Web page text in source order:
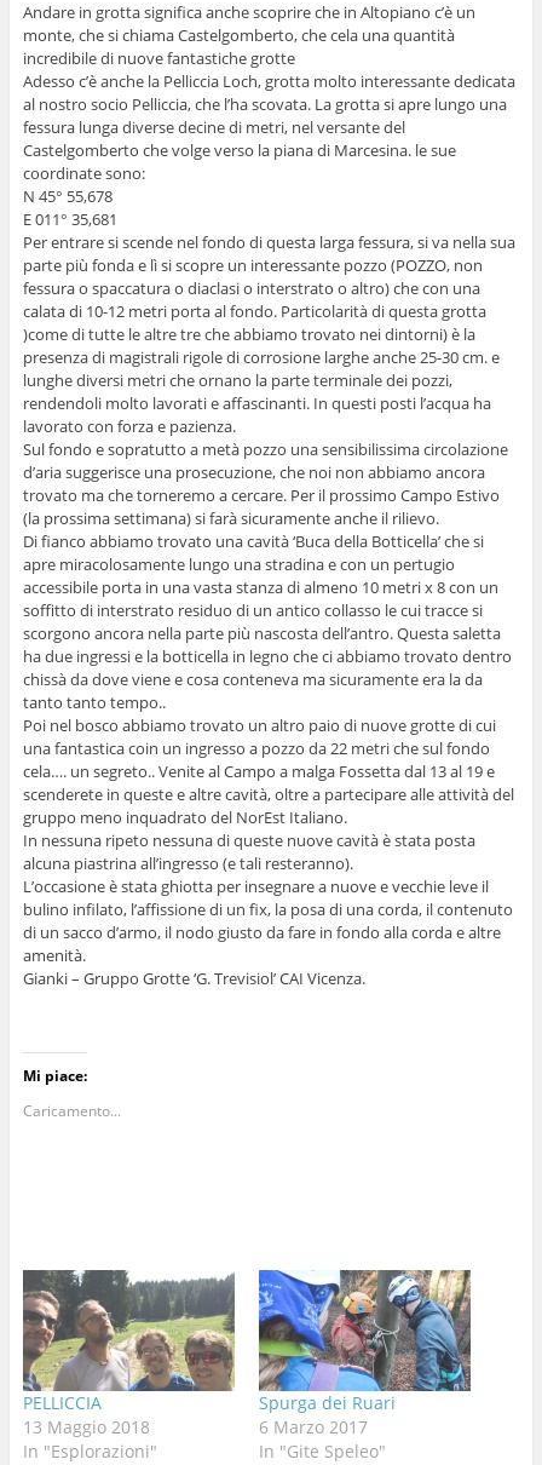
Andare in grotta significa anche scoprire che in Altopiano c’è un
monte, che si chiama Castelgomberto, che cela una quantità
incredibile di nuove fantastiche grotte
Adesso c’è anche la Pelliccia Loch, grotta molto interessante dedicata
al nostro socio Pelliccia, che l’ha scovata. La grotta si apre lungo una
fessura lunga diverse decine di metri, nel versante del
Castelgomberto che volge verso la piana di Marcesina. le sue
coordinate sono:
N 45° 55,678
E 011° 35,681
Per entrare si scende nel fondo di questa larga fessura, si va nella sua
parte più fonda e lì si scopre un interessante pozzo (POZZO, non
fessura o spaccatura o diaclasi o interstrato o altro) che con una
calata di 10-12 metri porta al fondo. Particolarità di questa grotta
)come di tutte le altre tre che abbiamo trovato nei dintorni) è la
presenza di magistrali rigole di corrosione larghe anche 25-30 cm. e
lunghe diversi metri che ornano la parte terminale dei pozzi,
rendendoli molto lavorati e affascinanti. In questi posti l’acqua ha
lavorato con forza e pazienza.
Sul fondo e sopratutto a metà pozzo una sensibilissima circolazione
d’aria suggerisce una prosecuzione, che noi non abbiamo ancora
trovato ma che torneremo a cercare. Per il prossimo Campo Estivo
(la prossima settimana) si farà sicuramente anche il rilievo.
Di fianco abbiamo trovato una cavità ‘Buca della Botticella’ che si
apre miracolosamente lungo una stradina e con un pertugio
accessibile porta in una vasta stanza di almeno 10 metri x 8 con un
soffitto di interstrato residuo di un antico collasso le cui tracce si
scorgono ancora nella parte più nascosta dell’antro. Questa saletta
ha due ingressi e la botticella in legno che ci abbiamo trovato dentro
chissà da dove viene e cosa conteneva ma sicuramente era la da
tanto tanto tempo..
Poi nel bosco abbiamo trovato un altro paio di nuove grotte di cui
una fantastica coin un ingresso a pozzo da 22 metri che sul fondo
cela…. un segreto.. Venite al Campo a malga Fossetta dal 13 al 19 e
scenderete in queste e altre cavità, oltre a partecipare alle attività del
gruppo meno inquadrato del NorEst Italiano.
In nessuna ripeto nessuna di queste nuove cavità è stata posta
alcuna piastrina all’ingresso (e tali resteranno).
L’occasione è stata ghiotta per insegnare a nuove e vecchie leve il
bulino infilato, l’affissione di un fix, la posa di una corda, il contenuto
di un sacco d’armo, il nodo giusto da fare in fondo alla corda e altre
amenità.
Gianki – Gruppo Grotte ‘G. Trevisiol’ CAI Vicenza.
Mi piace:
Caricamento...
PELLICCIA
13 Maggio 2018
In "Esplorazioni"
Spurga dei Ruari
6 Marzo 2017
In "Gite Speleo"